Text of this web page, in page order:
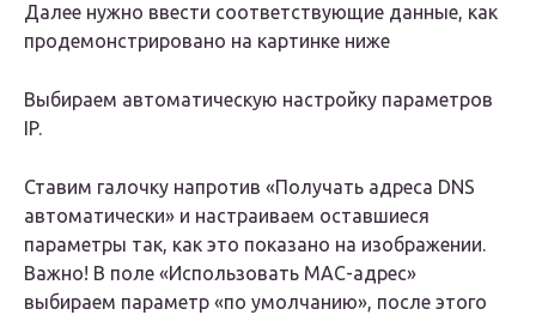
Далее нужно ввести соответствующие данные, как
продемонстрировано на картинке ниже
Выбираем автоматическую настройку параметров
IP.
Ставим галочку напротив «Получать адреса DNS
автоматически» и настраиваем оставшиеся
параметры так, как это показано на изображении.
Важно! В поле «Использовать МАС-адрес»
выбираем параметр «по умолчанию», после этого